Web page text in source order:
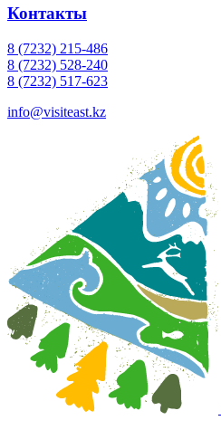
Контакты
8 (7232) 215-486
8 (7232) 528-240
8 (7232) 517-623
info@visiteast.kz